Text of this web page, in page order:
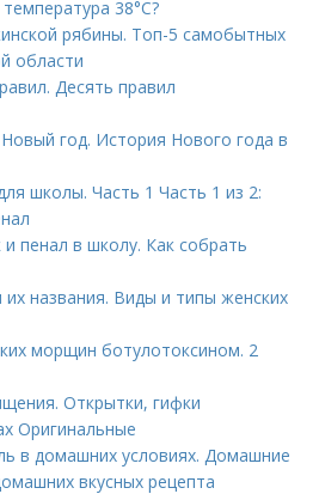
38°С?
рябины. Топ-5 самобытных
области
Десять правил
год. История Нового года в
школы. Часть 1 Часть 1 из 2:
пенал в школу. Как собрать
их названия. Виды и типы женских
морщин ботулотоксином. 2
Открытки, гифки
Оригинальные
в домашних условиях. Домашние
вкусных рецепта